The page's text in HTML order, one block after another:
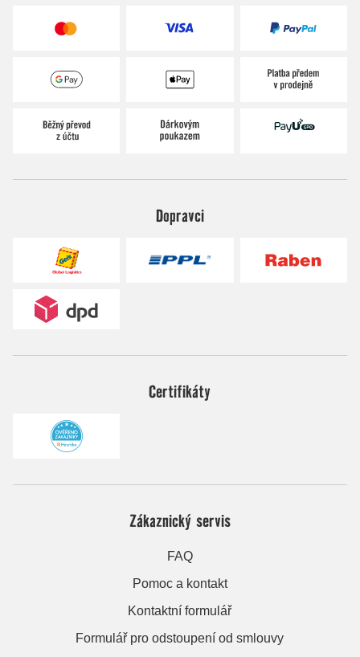
Dopravci
Certifikáty
Zákaznický servis
FAQ
Pomoc a kontakt
Kontaktní formulář
Formulář pro odstoupení od smlouvy